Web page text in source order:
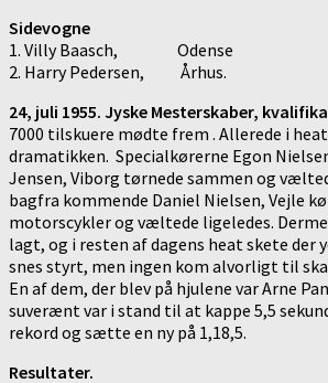
Sidevogne
1. Villy Baasch, Odense
2. Harry Pedersen, Århus.
24, juli 1955. Jyske Mesterskaber,
7000 tilskuere mødte frem . Allerede i
dramatikken. Specialkørerne Egon
Jensen, Viborg tørnede sammen og
bagfra kommende Daniel Nielsen, Vejle
motorscykler og væltede ligeledes.
lagt, og i resten af dagens heat skete der
snes styrt, men ingen kom alvorligt til
En af dem, der blev på hjulene var Arne
suverænt var i stand til at kappe 5,5
rekord og sætte en ny på 1,18,5.
Resultater.